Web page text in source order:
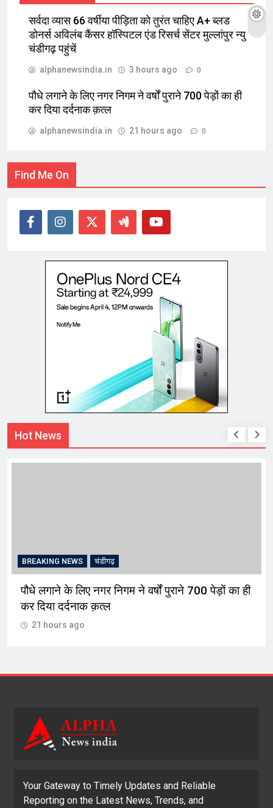
सर्वदा व्यास 66 वर्षीया पीड़िता को तुरंत चाहिए A+ ब्लड
डोनर्स अविलंब कैंसर हॉस्पिटल एंड रिसर्च सेंटर मुल्लांपुर न्यु
चंडीगढ़ पहुंचें
alphanewsindia.in 3 hours ago 0
पौधे लगाने के लिए नगर निगम ने वर्षों पुराने 700 पेड़ों का ही
कर दिया दर्दनाक क़त्ल
alphanewsindia.in 21 hours ago 0
Find Me On
Hot News
BREAKING NEWS चंडीगढ़
पौधे लगाने के लिए नगर निगम ने वर्षों पुराने 700 पेड़ों का ही
कर दिया दर्दनाक क़त्ल
21 hours ago
Your Gateway to Timely Updates and Reliable
Reporting on the Latest News, Trends, and